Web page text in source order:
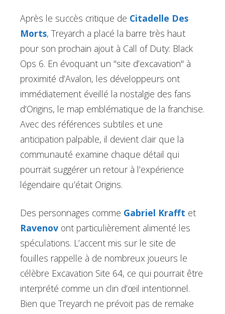
Après le succès critique de Citadelle Des
Morts, Treyarch a placé la barre très haut
pour son prochain ajout à Call of Duty: Black
Ops 6. En évoquant un "site d’excavation" à
proximité d’Avalon, les développeurs ont
immédiatement éveillé la nostalgie des fans
d’Origins, le map emblématique de la franchise.
Avec des références subtiles et une
anticipation palpable, il devient clair que la
communauté examine chaque détail qui
pourrait suggérer un retour à l’expérience
légendaire qu’était Origins.
Des personnages comme Gabriel Krafft et
Ravenov ont particulièrement alimenté les
spéculations. L’accent mis sur le site de
fouilles rappelle à de nombreux joueurs le
célèbre Excavation Site 64, ce qui pourrait être
interprété comme un clin d’œil intentionnel.
Bien que Treyarch ne prévoit pas de remake